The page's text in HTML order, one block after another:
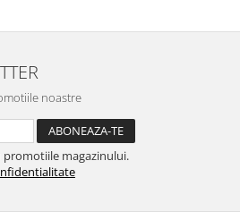
noastre
promotiile magazinului.